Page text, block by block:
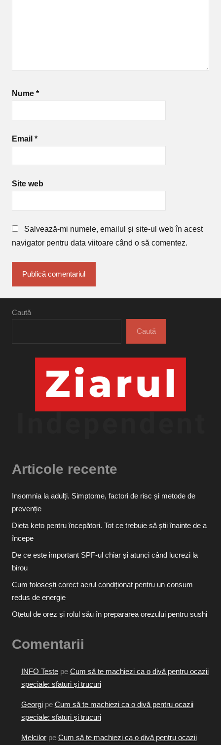
Nume *
Email *
Site web
Salvează-mi numele, emailul și site-ul web în acest
navigator pentru data viitoare când o să comentez.
Caută
Caută
Articole recente
Insomnia la adulți. Simptome, factori de risc și metode de
prevenție
Dieta keto pentru începători. Tot ce trebuie să știi înainte de a
începe
De ce este important SPF-ul chiar și atunci când lucrezi la
birou
Cum folosești corect aerul condiționat pentru un consum
redus de energie
Oțetul de orez și rolul său în prepararea orezului pentru sushi
Comentarii
INFO Testepe Cum să te machiezi ca o divă pentru ocazii
speciale: sfaturi și trucuri
Georgipe Cum să te machiezi ca o divă pentru ocazii
speciale: sfaturi și trucuri
Melcilorpe Cum să te machiezi ca o divă pentru ocazii